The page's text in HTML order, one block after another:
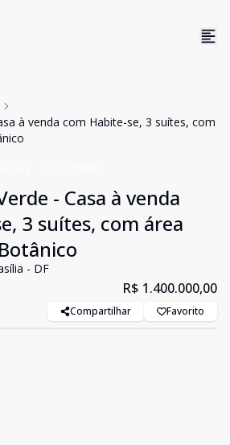
à venda com Habite-se, 3 suítes, com
- Casa à venda
3 suítes, com área
- DF
R$ 1.400.000,00
Compartilhar Favorito